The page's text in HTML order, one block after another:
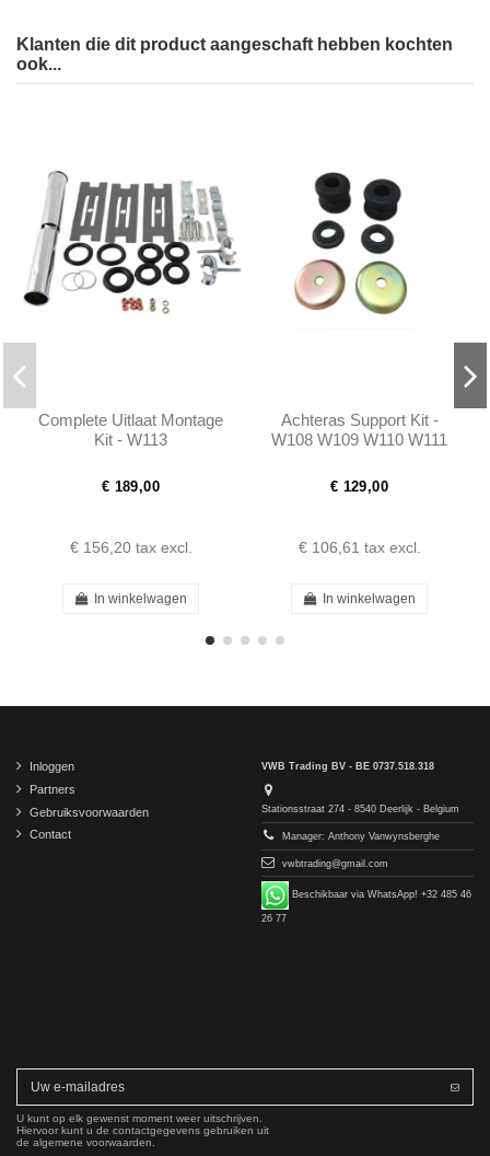
Klanten die dit product aangeschaft hebben kochten
ook...
Complete Uitlaat Montage
Kit - W113
€ 189,00
€ 156,20 tax excl.
In winkelwagen
Achteras Support Kit -
W108 W109 W110 W111
€ 129,00
€ 106,61 tax excl.
In winkelwagen
Inloggen
Partners
Gebruiksvoorwaarden
Contact
VWB Trading BV - BE 0737.518.318
Stationsstraat 274 - 8540 Deerlijk - Belgium
Manager: Anthony Vanwynsberghe
vwbtrading@gmail.com
Beschikbaar via WhatsApp! +32 485 46
26 77
U kunt op elk gewenst moment weer uitschrijven.
Hiervoor kunt u de contactgegevens gebruiken uit
de algemene voorwaarden.